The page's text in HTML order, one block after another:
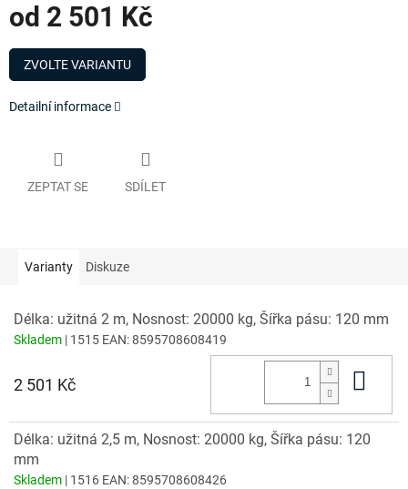
od 2 501 Kč
Měrná
cena:
ZVOLTE VARIANTU
Detailní informace
ZEPTAT SE SDÍLET
Varianty Diskuze
Délka: užitná 2 m, Nosnost: 20000 kg, Šířka pásu: 120 mm
Skladem | 1515 EAN:8595708608419
2 501 Kč
Délka: užitná 2,5 m, Nosnost: 20000 kg, Šířka pásu: 120
mm
Skladem | 1516 EAN:8595708608426